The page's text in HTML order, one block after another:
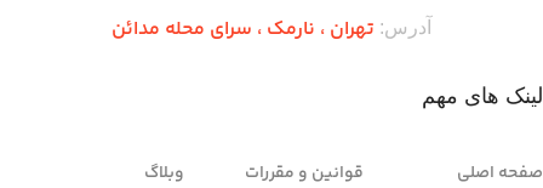
آدرس: تهران ،‌ نارمک ، سرای محله مدائن
لینک های مهم
صفحه اصلی
قوانین و مقررات
وبلاگ